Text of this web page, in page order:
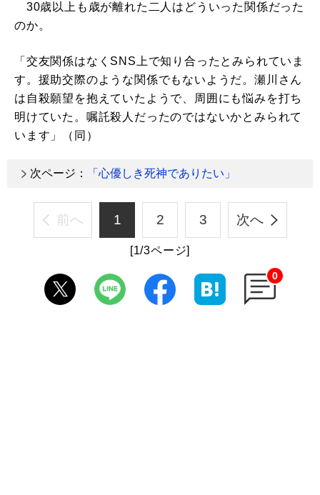
30歳以上も歳が離れた二人はどういった関係だった
のか。
「交友関係はなくSNS上で知り合ったとみられていま
す。援助交際のような関係でもないようだ。瀬川さん
は自殺願望を抱えていたようで、周囲にも悩みを打ち
明けていた。嘱託殺人だったのではないかとみられて
います」（同）
次ページ： 「心優しき死神でありたい」
前へ 1 2 3 次へ
[1/3ページ]
0